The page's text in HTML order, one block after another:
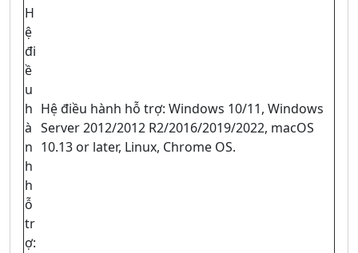
H
ệ
đi
ề
u
h
à
n
h
h
ỗ
tr
ợ:
Hệ điều hành hỗ trợ: Windows 10/11, Windows
Server 2012/2012 R2/2016/2019/2022, macOS
10.13 or later, Linux, Chrome OS.